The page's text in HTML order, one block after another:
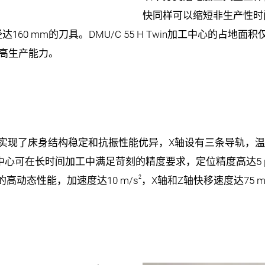
快同样可以缩短非生产性
160 mm的刀具。 DMU/C 55 H Twin加工中心的占地面积
生产能力。
现了床身结构稳定和抗振性能优异，X轴设有三条导轨，
心可在长时间加工中满足苛刻的精度要求，定位精度高达5
高动态性能，加速度达10 m/s2 ，X轴和Z轴快移速度达75